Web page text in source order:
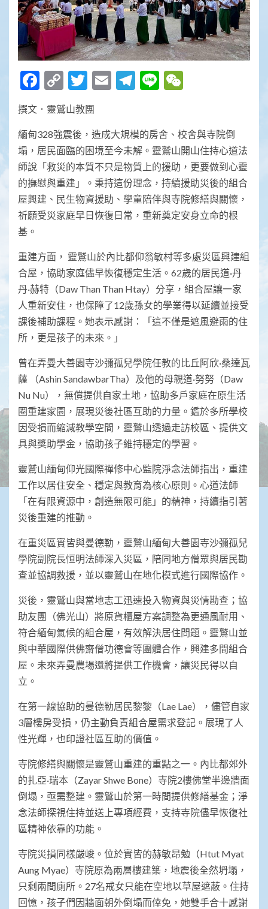
Facebook
Copy
Link
Twitter
EmailTelegram
Line
撰文．靈鷲山教團
緬甸328強震後，造成大規模的房舍、校舍與寺院倒
塌，居民面臨的困境至今未解。靈鷲山開山住持心道法
師說「救災的本質不只是物質上的援助，更要做到心靈
的撫慰與重建」。秉持這份理念，持續援助災後的組合
屋興建、民生物資援助、學童陪伴與寺院修繕與關懷，
祈願受災家庭早日恢復日常，重新奠定安身立命的根
基。
重建方面， 靈鷲山於內比都仰翁敏村等多處災區興建組
合屋，協助家庭儘早恢復穩定生活。62歲的居民道·丹
丹·赫特（Daw Than Than Htay）分享，組合屋讓一家
人重新安住，也保障了12歲孫女的學業得以延續並接受
課後補助課程。她表示感謝：「這不僅是遮風避雨的住
所，更是孩子的未來。」
曾在弄曼大善園寺沙彌孤兒學院任教的比丘阿欣·桑達瓦
薩 （Ashin SandawbarTha）及他的母親道·努努（Daw
Nu Nu），無償提供自家土地，協助多戶家庭在原生活
圈重建家園，展現災後社區互助的力量。鑑於多所學校
因受損而縮減教學空間，靈鷲山透過走訪校區、提供文
具與獎助學金，協助孩子維持穩定的學習。
靈鷲山緬甸仰光國際禪修中心監院淨念法師指出，重建
工作以居住安全、穩定與教育為核心原則。心道法師
「在有限資源中，創造無限可能」的精神，持續指引著
災後重建的推動。
在重災區實皆與曼德勒，靈鷲山緬甸大善園寺沙彌孤兒
學院副院長恒明法師深入災區，陪同地方僧眾與居民勘
查並協調救援，並以靈鷲山在地化模式進行國際協作。
災後，靈鷲山與當地志工迅速投入物資與災情勘查；協
助友團（佛光山）將原貨櫃屋方案調整為更通風耐用、
符合緬甸氣候的組合屋，有效解決居住問題。靈鷲山並
與中華國際供佛齋僧功德會等團體合作，興建多間組合
屋。未來弄曼農場還將提供工作機會，讓災民得以自
立。
在第一線協助的曼德勒居民黎黎（Lae Lae），儘管自家
3層樓房受損，仍主動負責組合屋需求登記。展現了人
性光輝，也印證社區互助的價值。
寺院修繕與關懷是靈鷲山重建的重點之一。內比都郊外
的扎亞·瑞本（Zayar Shwe Bone）寺院2樓佛堂半邊牆面
倒塌，亟需整建。靈鷲山於第一時間提供修繕基金；淨
念法師探視住持並送上專項經費，支持寺院儘早恢復社
區精神依靠的功能。
寺院災損同樣嚴峻。位於實皆的赫敏昂勉（Htut Myat
Aung Myae）寺院原為兩層樓建築，地震後全然坍塌，
只剩兩間廁所。27名戒女只能在空地以草屋遮蔽。住持
回憶，孩子們因牆面朝外倒塌而倖免，她雙手合十感謝